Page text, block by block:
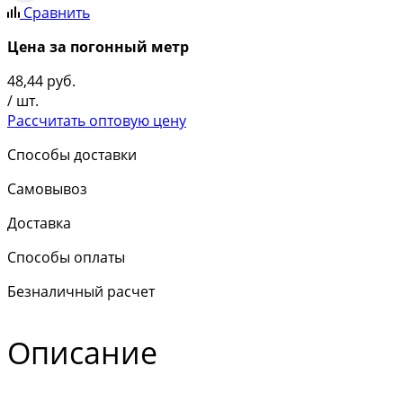
Сравнить
Цена за погонный метр
48,44 руб.
/ шт.
Рассчитать оптовую цену
Способы доставки
Самовывоз
Доставка
Способы оплаты
Безналичный расчет
Описание